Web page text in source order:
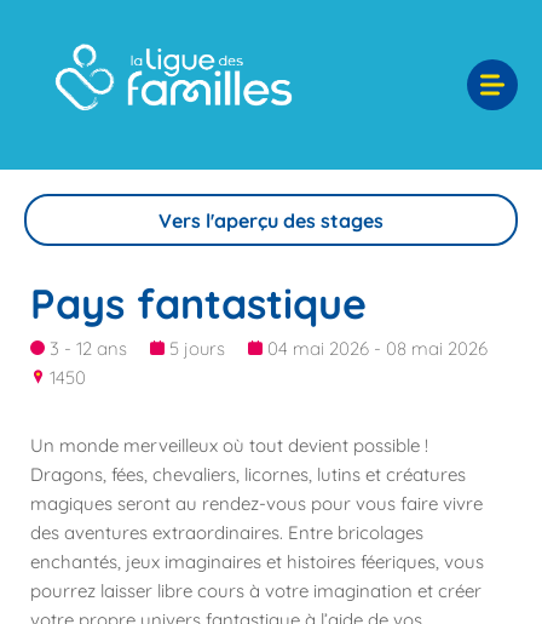
Vers l'aperçu des stages
Pays fantastique
3 - 12 ans 5 jours
04 mai 2026 - 08 mai 2026
1450
Un monde merveilleux où tout devient possible !
Dragons, fées, chevaliers, licornes, lutins et créatures
magiques seront au rendez-vous pour vous faire vivre
des aventures extraordinaires. Entre bricolages
enchantés, jeux imaginaires et histoires féeriques, vous
pourrez laisser libre cours à votre imagination et créer